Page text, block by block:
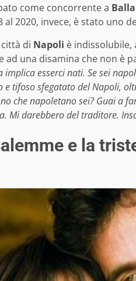
come concorrente a
al 2020, invece, è stato uno
di Napoli è indissolubile,
ad una disamina che non è
implica esserci nati. Se sei
e tifoso sfegatato del Napoli,
che napoletano sei? Guai a
Mi darebbero del traditore.
e la